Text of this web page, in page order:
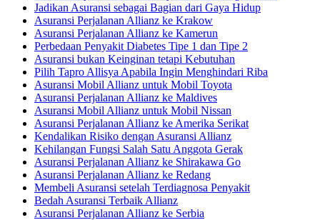
Jadikan Asuransi sebagai Bagian dari Gaya Hidup
Asuransi Perjalanan Allianz ke Krakow
Asuransi Perjalanan Allianz ke Kamerun
Perbedaan Penyakit Diabetes Tipe 1 dan Tipe 2
Asuransi bukan Keinginan tetapi Kebutuhan
Pilih Tapro Allisya Apabila Ingin Menghindari Riba
Asuransi Mobil Allianz untuk Mobil Toyota
Asuransi Perjalanan Allianz ke Maldives
Asuransi Mobil Allianz untuk Mobil Nissan
Asuransi Perjalanan Allianz ke Amerika Serikat
Kendalikan Risiko dengan Asuransi Allianz
Kehilangan Fungsi Salah Satu Anggota Gerak
Asuransi Perjalanan Allianz ke Shirakawa Go
Asuransi Perjalanan Allianz ke Redang
Membeli Asuransi setelah Terdiagnosa Penyakit
Bedah Asuransi Terbaik Allianz
Asuransi Perjalanan Allianz ke Serbia